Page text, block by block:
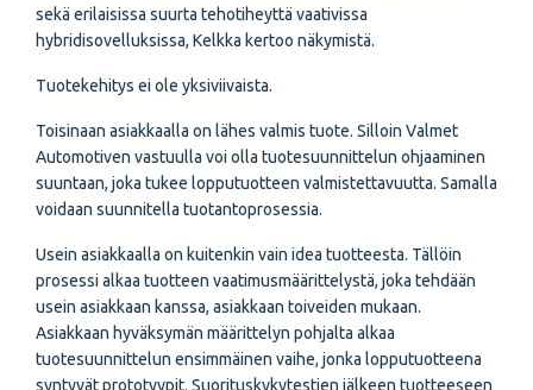
sekä erilaisissa suurta tehotiheyttä vaativissa
hybridisovelluksissa, Kelkka kertoo näkymistä.
Tuotekehitys ei ole yksiviivaista.
Toisinaan asiakkaalla on lähes valmis tuote. Silloin Valmet
Automotiven vastuulla voi olla tuotesuunnittelun ohjaaminen
suuntaan, joka tukee lopputuotteen valmistettavuutta. Samalla
voidaan suunnitella tuotantoprosessia.
Usein asiakkaalla on kuitenkin vain idea tuotteesta. Tällöin
prosessi alkaa tuotteen vaatimusmäärittelystä, joka tehdään
usein asiakkaan kanssa, asiakkaan toiveiden mukaan.
Asiakkaan hyväksymän määrittelyn pohjalta alkaa
tuotesuunnittelun ensimmäinen vaihe, jonka lopputuotteena
syntyvät prototyypit. Suorituskykytestien jälkeen tuotteeseen